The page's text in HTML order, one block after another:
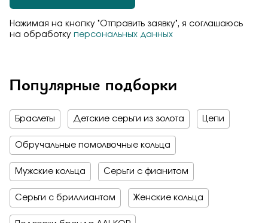
Нажимая на кнопку "Отправить заявку", я соглашаюсь
на обработку персональных данных
Популярные подборки
Браслеты Детские серьги из золота Цепи
Обручальные помолвочные кольца
Мужские кольца Серьги с фианитом
Серьги с бриллиантом Женские кольца